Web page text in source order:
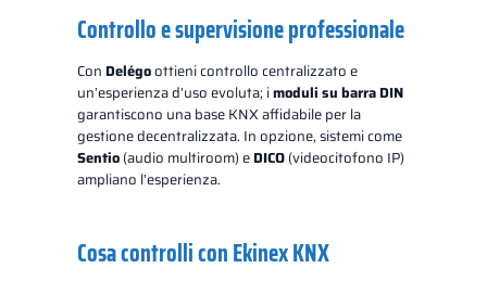
Controllo e supervisione professionale
Con Delégoottieni controllo centralizzato e
un’esperienza d’uso evoluta; imoduli su barra DIN
garantiscono una base KNX affidabile per la
gestione decentralizzata. In opzione, sistemi come
Sentio(audio multiroom) eDICO(videocitofono IP)
ampliano l’esperienza.
Cosa controlli con Ekinex KNX